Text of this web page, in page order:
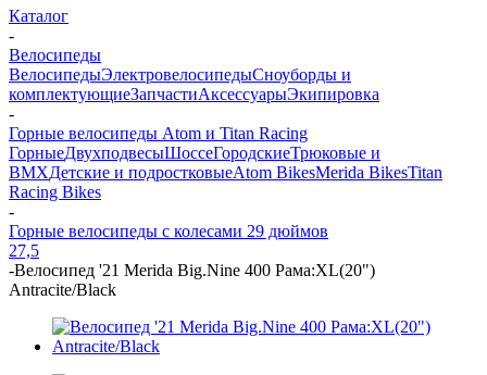
Каталог
-
Велосипеды
ВелосипедыЭлектровелосипедыCноуборды и
комплектующиеЗапчастиАксессуарыЭкипировка
-
Горные велосипеды Atom и Titan Racing
ГорныеДвухподвесыШоссеГородскиеТрюковые и
BMXДетские и подростковыеAtom BikesMerida BikesTitan
Racing Bikes
-
Горные велосипеды с колесами 29 дюймов
27,5
-Велосипед '21 Merida Big.Nine 400 Рама:XL(20")
Antracite/Black